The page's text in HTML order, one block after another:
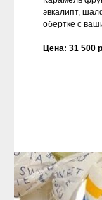
эвкалипт,
обертке с
Цена: 31 500